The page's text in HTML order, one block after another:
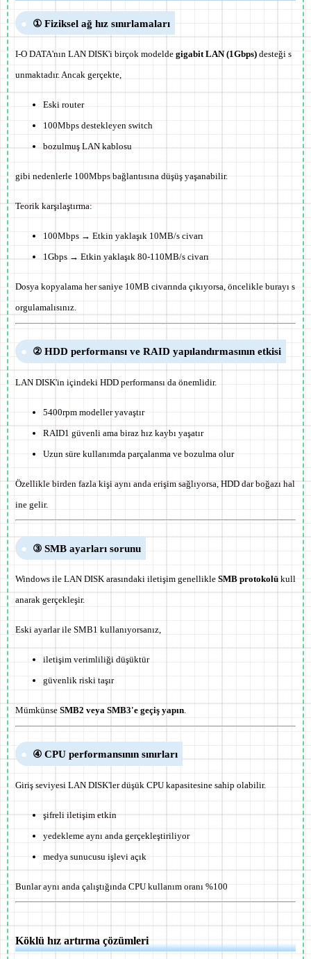
① Fiziksel ağ hız sınırlamaları
I-O DATA'nın LAN DISK'i birçok modelde gigabit LAN (1Gbps) desteği s
unmaktadır. Ancak gerçekte,
Eski router
100Mbps destekleyen switch
bozulmuş LAN kablosu
gibi nedenlerle 100Mbps bağlantısına düşüş yaşanabilir.
Teorik karşılaştırma:
100Mbps → Etkin yaklaşık 10MB/s civarı
1Gbps → Etkin yaklaşık 80-110MB/s civarı
Dosya kopyalama her saniye 10MB civarında çıkıyorsa, öncelikle burayı s
orgulamalısınız.
② HDD performansı ve RAID yapılandırmasının etkisi
LAN DISK'in içindeki HDD performansı da önemlidir.
5400rpm modeller yavaştır
RAID1 güvenli ama biraz hız kaybı yaşatır
Uzun süre kullanımda parçalanma ve bozulma olur
Özellikle birden fazla kişi aynı anda erişim sağlıyorsa , HDD dar boğazı hal
ine gelir.
③ SMB ayarları sorunu
Windows ile LAN DISK arasındaki iletişim genellikle SMB protokolü kull
anarak gerçekleşir.
Eski ayarlar ile SMB1 kullanıyorsanız,
iletişim verimliliği düşüktür
güvenlik riski taşır
Mümkünse SMB2 veya SMB3'e geçiş yapın.
④ CPU performansının sınırları
Giriş seviyesi LAN DISK'ler düşük CPU kapasitesine sahip olabilir.
şifreli iletişim etkin
yedekleme aynı anda gerçekleştiriliyor
medya sunucusu işlevi açık
Bunlar aynı anda çalıştığında CPU kullanım oranı %100
Köklü hız artırma çözümleri